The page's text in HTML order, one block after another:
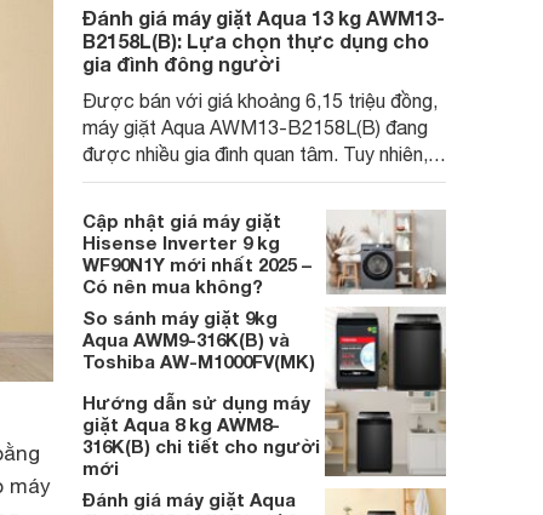
máy
Đánh giá máy giặt Aqua 13 kg AWM13-
B2158L(B): Lựa chọn thực dụng cho
gia đình đông người
Được bán với giá khoảng 6,15 triệu đồng,
máy giặt Aqua AWM13-B2158L(B) đang
được nhiều gia đình quan tâm. Tuy nhiên,
liệu đây có phải là lựa chọn đáng mua?
Hãy cùng đánh giá ưu và nhược điểm của
sản phẩm để có câu trả lời.
Cập nhật giá máy giặt
Hisense Inverter 9 kg
WF90N1Y mới nhất 2025 –
Có nên mua không?
So sánh máy giặt 9kg
Aqua AWM9-316K(B) và
Toshiba AW-M1000FV(MK)
Hướng dẫn sử dụng máy
giặt Aqua 8 kg AWM8-
316K(B) chi tiết cho người
mới
Đánh giá máy giặt Aqua